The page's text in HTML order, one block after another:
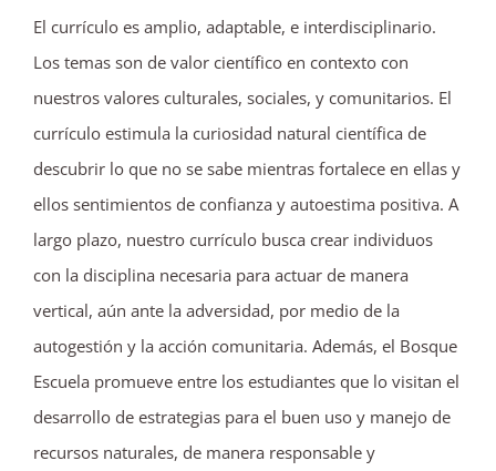
El currículo es amplio, adaptable, e interdisciplinario.
Los temas son de valor científico en contexto con
nuestros valores culturales, sociales, y comunitarios. El
currículo estimula la curiosidad natural científica de
descubrir lo que no se sabe mientras fortalece en ellas y
ellos sentimientos de confianza y autoestima positiva. A
largo plazo, nuestro currículo busca crear individuos
con la disciplina necesaria para actuar de manera
vertical, aún ante la adversidad, por medio de la
autogestión y la acción comunitaria. Además, el Bosque
Escuela promueve entre los estudiantes que lo visitan el
desarrollo de estrategias para el buen uso y manejo de
recursos naturales, de manera responsable y